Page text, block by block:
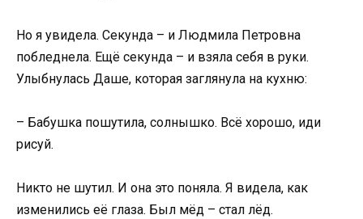
Но я увидела. Секунда – и Людмила Петровна
побледнела. Ещё секунда – и взяла себя в руки.
Улыбнулась Даше, которая заглянула на кухню:
– Бабушка пошутила, солнышко. Всё хорошо, иди
рисуй.
Никто не шутил. И она это поняла. Я видела, как
изменились её глаза. Был мёд – стал лёд.